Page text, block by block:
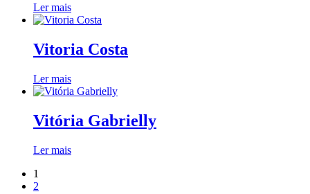
Ler mais
Vitoria Costa
Ler mais
Vitória Gabrielly
Ler mais
1
2